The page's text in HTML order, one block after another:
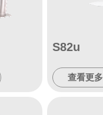
S82u
查看更多